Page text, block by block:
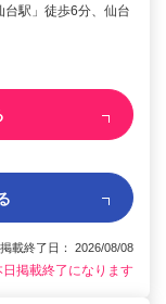
駅」徒歩6分、仙台
載終了日： 2026/08/08
日掲載終了になります